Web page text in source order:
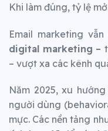
Khi làm đúng, tỷ lệ
Email marketing
digital marketing –
– vượt xa các kênh
Năm 2025, xu
người dùng
mực. Các nền tảng